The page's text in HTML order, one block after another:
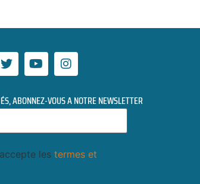
ABONNEZ-VOUS A NOTRE NEWSLETTER
les termes et